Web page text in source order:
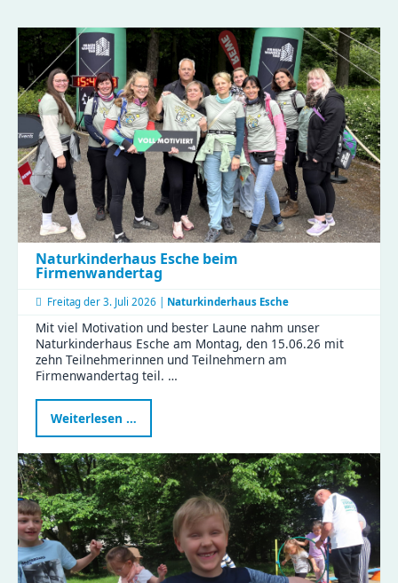
Naturkinderhaus Esche beim
Firmenwandertag
Freitag der 3. Juli 2026 | Naturkinderhaus Esche
Mit viel Motivation und bester Laune nahm unser
Naturkinderhaus Esche am Montag, den 15.06.26 mit
zehn Teilnehmerinnen und Teilnehmern am
Firmenwandertag teil. …
Weiterlesen …
Esche
beim
Firmenwandertag